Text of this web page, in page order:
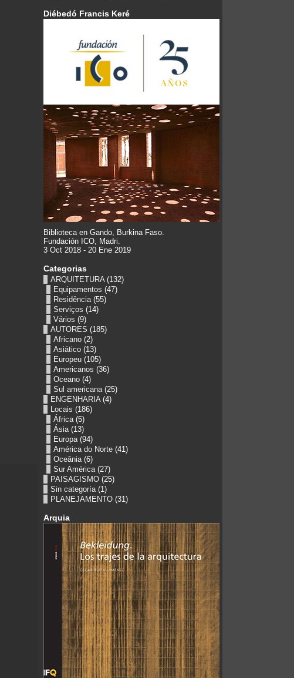
Diébedó Francis Keré
Biblioteca en Gando, Burkina Faso.
Fundación ICO, Madri.
3 Oct 2018 - 20 Ene 2019
Categorias
ARQUITETURA(132)
Equipamentos (47)
Residência(55)
Serviços (14)
Vários (9)
AUTORES (185)
Africano (2)
Asiático (13)
Europeu (105)
Americanos (36)
Oceano (4)
Sul americana(25)
ENGENHARIA(4)
Locais (186)
África(5)
Ásia(13)
Europa(94)
América do Norte (41)
Oceânia(6)
Sur América(27)
PAISAGISMO (25)
Sin categoría(1)
PLANEJAMENTO (31)
Arquia